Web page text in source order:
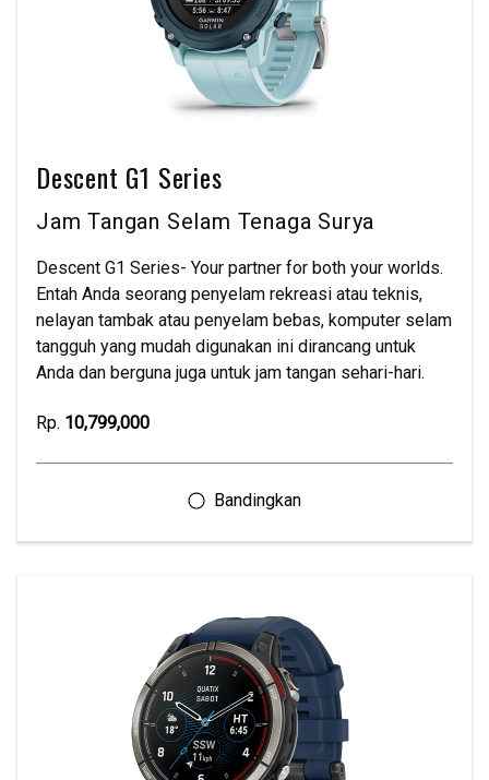
Descent G1 Series
Jam Tangan Selam Tenaga Surya
Descent G1 Series- Your partner for both your worlds.
Entah Anda seorang penyelam rekreasi atau teknis,
nelayan tambak atau penyelam bebas, komputer selam
tangguh yang mudah digunakan ini dirancang untuk
Anda dan berguna juga untuk jam tangan sehari-hari.
Rp. 10,799,000